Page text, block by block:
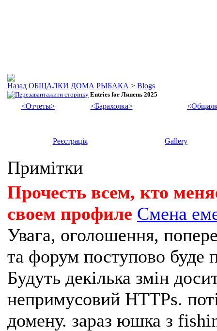
ОБЩАЛКИ ДОМА РЫБАКА > Blogs
Entries for Липень 2025
<Отчеты> <Барахолка>
Реєстрація Gallery
Примітки
Прочесть всем, кто
своем профиле Смена
Увага, оголошення,
та форум поступово буде
Будуть декілька змін
непримусовий HTTPs.
домену. зараз юшка з